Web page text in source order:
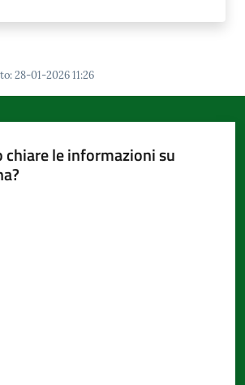
:28-01-2026 11:26
chiare le informazioni su